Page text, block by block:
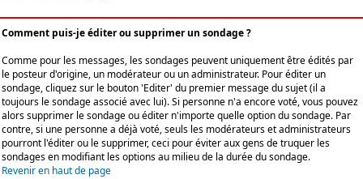
Comment puis-je éditer ou supprimer un sondage ?
Comme pour les messages, les sondages peuvent uniquement être édités par
le posteur d'origine, un modérateur ou un administrateur. Pour éditer un
sondage, cliquez sur le bouton 'Editer' du premier message du sujet (il a
toujours le sondage associé avec lui). Si personne n'a encore voté, vous pouvez
alors supprimer le sondage ou éditer n'importe quelle option du sondage. Par
contre, si une personne a déjà voté, seuls les modérateurs et administrateurs
pourront l'éditer ou le supprimer, ceci pour éviter aux gens de truquer les
sondages en modifiant les options au milieu de la durée du sondage.
Revenir en haut de page